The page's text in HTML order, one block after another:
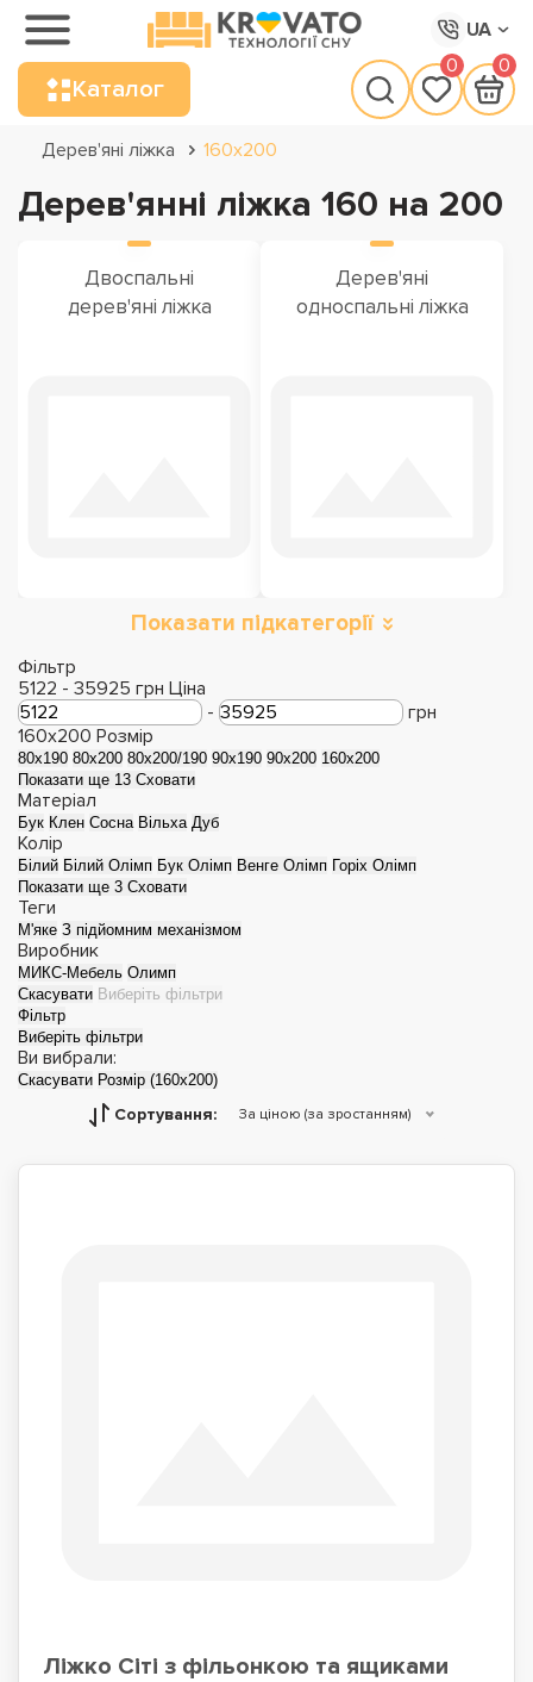
UA
Каталог
0 0
Дерев'яні ліжка 160х200
Дерев'янні ліжка 160 на 200
Двоспальні
дерев'яні ліжка
Дерев'яні
односпальні ліжка
Показати підкатегорії
Фільтр
5122 - 35925 грн Ціна
-
грн
160x200 Розмір
80x190 80x200 80x200/190 90x190 90x200 160x200
Показати ще 13 Сховати
Матеріал
Бук Клен Сосна Вільха Дуб
Колір
Білий Білий Олімп Бук Олімп Венге Олімп Горіх Олімп
Показати ще 3 Сховати
Теги
М'яке З підйомним механізмом
Виробник
МИКС-Мебель Олимп
Скасувати Виберіть фільтри
Фільтр
Виберіть фільтри
Ви вибрали:
Скасувати Розмір (160x200)
Сортування: За ціною (за зростанням)
Ліжко Сіті з фільонкою та ящиками